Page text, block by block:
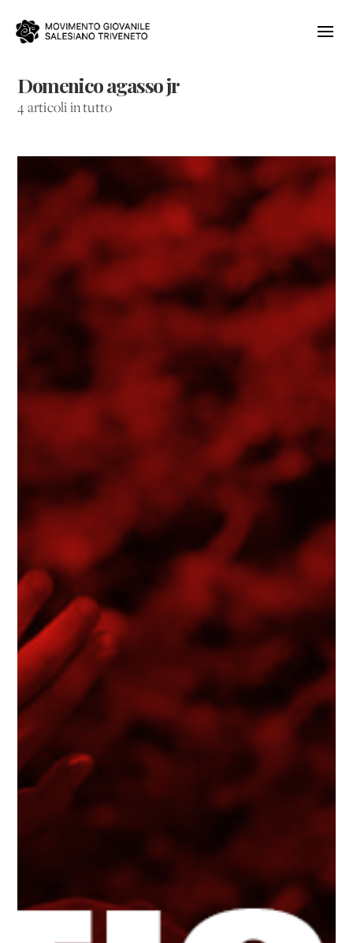
Domenico agasso jr
4 articoli in tutto